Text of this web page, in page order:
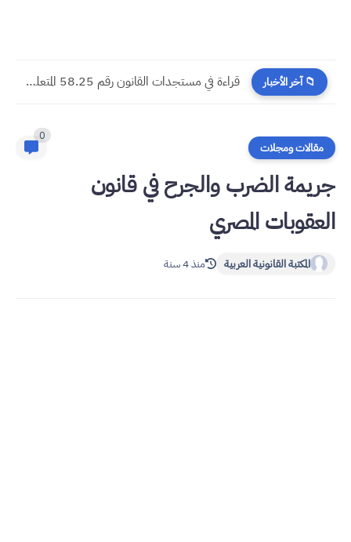
📁 آخر الأخبار مسجدات جرائم الشيك في قانون المسطرة المدنية الجديد
مقالات ومجلات
0
جريمة الضرب والجرح في قانون
العقوبات المصري
المكتبة القانونية العربية منذ 4 سنة